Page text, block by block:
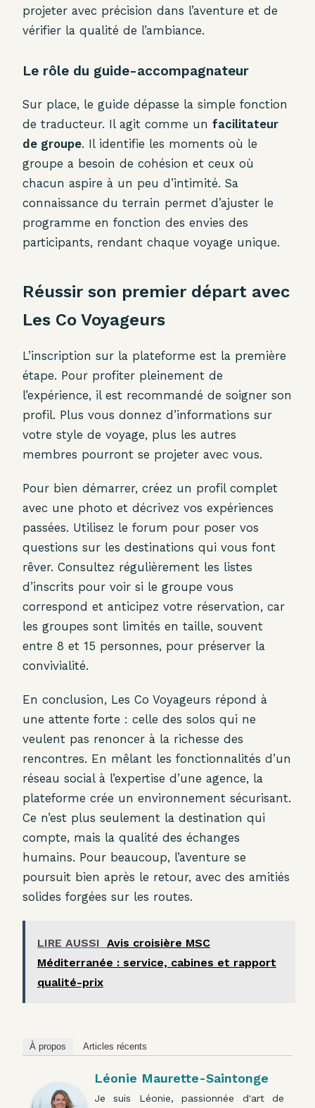
projeter avec précision dans l’aventure et de
vérifier la qualité de l’ambiance.
Le rôle du guide-accompagnateur
Sur place, le guide dépasse la simple fonction
de traducteur. Il agit comme un facilitateur
de groupe. Il identifie les moments où le
groupe a besoin de cohésion et ceux où
chacun aspire à un peu d’intimité. Sa
connaissance du terrain permet d’ajuster le
programme en fonction des envies des
participants, rendant chaque voyage unique.
Réussir son premier départ avec
Les Co Voyageurs
L’inscription sur la plateforme est la première
étape. Pour profiter pleinement de
l’expérience, il est recommandé de soigner son
profil. Plus vous donnez d’informations sur
votre style de voyage, plus les autres
membres pourront se projeter avec vous.
Pour bien démarrer, créez un profil complet
avec une photo et décrivez vos expériences
passées. Utilisez le forum pour poser vos
questions sur les destinations qui vous font
rêver. Consultez régulièrement les listes
d’inscrits pour voir si le groupe vous
correspond et anticipez votre réservation, car
les groupes sont limités en taille, souvent
entre 8 et 15 personnes, pour préserver la
convivialité.
En conclusion, Les Co Voyageurs répond à
une attente forte : celle des solos qui ne
veulent pas renoncer à la richesse des
rencontres. En mêlant les fonctionnalités d’un
réseau social à l’expertise d’une agence, la
plateforme crée un environnement sécurisant.
Ce n’est plus seulement la destination qui
compte, mais la qualité des échanges
humains. Pour beaucoup, l’aventure se
poursuit bien après le retour, avec des amitiés
solides forgées sur les routes.
LIRE AUSSI Avis croisière MSC
Méditerranée : service, cabines et rapport
qualité-prix
À propos Articles récents
Léonie Maurette-Saintonge
Je suis Léonie, passionnée d'art de